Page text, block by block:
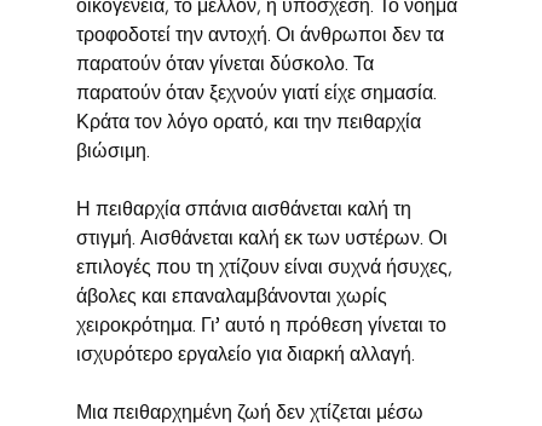
οικογένεια, το μέλλον, η υπόσχεση. Το νόημα
τροφοδοτεί την αντοχή. Οι άνθρωποι δεν τα
παρατούν όταν γίνεται δύσκολο. Τα
παρατούν όταν ξεχνούν γιατί είχε σημασία.
Κράτα τον λόγο ορατό, και την πειθαρχία
βιώσιμη.
Η πειθαρχία σπάνια αισθάνεται καλή τη
στιγμή. Αισθάνεται καλή εκ των υστέρων. Οι
επιλογές που τη χτίζουν είναι συχνά ήσυχες,
άβολες και επαναλαμβάνονται χωρίς
χειροκρότημα. Γι’ αυτό η πρόθεση γίνεται το
ισχυρότερο εργαλείο για διαρκή αλλαγή.
Μια πειθαρχημένη ζωή δεν χτίζεται μέσω